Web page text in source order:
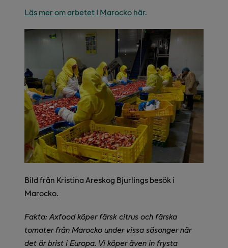
Läs mer om arbetet i Marocko här.
Bild från Kristina Areskog Bjurlings besök i
Marocko.
Fakta: Axfood köper färsk citrus och färska
tomater från Marocko under vissa säsonger när
det är brist i Europa. Vi köper även in frysta